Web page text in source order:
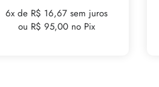
6x de R$ 16,67 sem juros
ou R$ 95,00 no Pix